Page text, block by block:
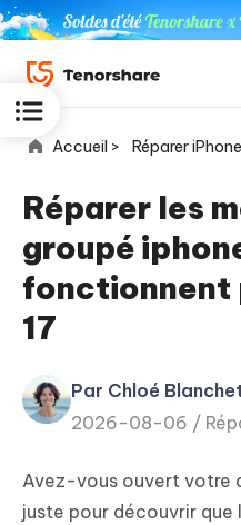
ReiBoot
for iOS
PDF
Editor
New
iAnyGo
Accueil > Réparer
Réparer les
groupé
fonctionnent
17
Par Chloé Blanchet
2026-08-06 /
Avez-vous ouvert votre
juste pour découvrir que